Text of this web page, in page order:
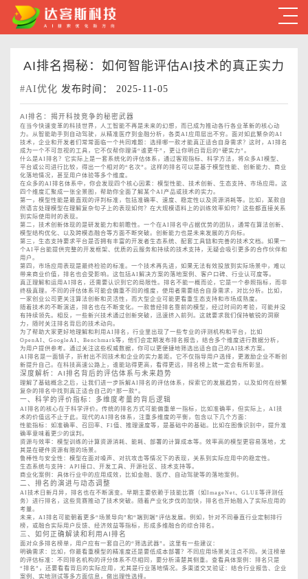
AI排名揭秘：如何智能评估AI技术的真正实力
#AI优化 发布时间： 2025-11-05
AI排名：揭开科技竞争的秘密武器
在当今快速变革的科技世界，人工智能不再是未来的幻想，而已成为推动各行各业革新的核心动
力。从智能助手到自动驾驶，从精准医疗到金融分析，各类AI应用层出不穷。面对如此繁杂的AI
技术，企业和开发者们常常面临一个共同难题：选择哪一款才能真正适合自身需求？这时，AI排名
成为一个不可忽视的工具，它不仅帮你理清“谁更牛”，更让你明白背后的“硬实力”。
什么是AI排名？它实际上是一套系统化的评估体系，通过客观指标、科学方法，将众多AI模型、
平台或公司进行比较，得出一个相对的“名次”。这样的排名可以是基于模型性能、创新能力、商业
化落地情况，甚至用户体验等多个维度。
在众多的AI排名体系中，你会发现四个核心因素：模型性能、技术创新、生态支持、市场应用。这
四个维度汇聚成一张全景图，帮助你全面了解某个AI产品或技术的实力。
第一，模型性能是最直观的评判标准，包括准确率、速度、稳定性以及资源消耗等。比如，某款自
然语言处理模型在理解复杂句子上的表现如何？在大规模语料上的训练效率如何？这些都直接关系
到实际使用时的表现。
第二，技术创新体现的是研发能力和前瞻性。一个在AI排名中占据优势的团队，通常在算法创新、
模型结构优化、以及跨模态融合等方面不断突破。创新能力也是未来发展的方向标。
第三，生态支持要求平台是否拥有丰富的开发者生态系统、配套工具链和完善的技术文档。如果一
个AI平台能提供完整的开发框架、优质的云服务和持续的技术支持，无疑会吸引更多的合作伙伴和
用户。
第四，市场应用表现是最终检验的标准。一个技术再先进，如果无法有效投放到实际场景中，难以
带来商业价值，排名也会受影响。这包括AI解决方案的落地案例、客户口碑、行业认可度等。
真正理解和运用AI排名，还需要认识到它的局限性。排名不能一概而论，它是一个参照指标，而非
终极真理。不同的评估体系可能会偏重不同的维度，使用者需要结合自身需求，对比分析。比如，
一家创业公司更关注算法创新和灵活性，而大型企业可能更看重生态支持和市场成熟度。
随着技术的不断演进，排名也在不断变化。一款曾经排名靠前的模型，经过时间的考验，可能并没
有持续领先。相反，一些新兴技术通过创新突破，迅速挤入前列。这就要求我们保持敏锐的洞察
力，随时关注排名背后的技术动向。
为了帮助大家更好地理解和利用AI排名，行业里出现了一些专业的评测机构和平台，比如
OpenAI、GoogleAI、Benchmark等，他们会定期发布排名报告，结合多个维度进行数据分析，
为用户提供参考。通过关注这些权威数据，你可以更便捷地筛选出适合自己的AI技术方案。
AI排名是一面镜子，折射出不同技术和企业的实力差距。它不仅指导用户选择，更激励企业不断创
新提升自己。在科技高速公路上，谁能站得更高，看得更远，排名榜上就一定会有所彰显。
深度解析：AI排名背后的评估体系与未来趋势
理解了基础概念之后，让我们进一步拆解AI排名的评估体系，探索它的发展趋势，以及如何在纷繁
复杂的排名中找到真正适合自己的“那一款”。
一、科学的评价指标：多维度考量的背后逻辑
AI排名的核心在于科学评价。传统的排名方式可能偏重单一指标，比如准确率，但实际上，AI技
术的价值远不止于此。现代的AI排名体系，注重多维度的平衡，包含以下几个方面：
性能指标：如准确率、召回率、F1值、推理速度等，是基础中的基础。比如在图像识别中，提升准
确率意味着更少的误判。
资源与效率：模型训练的计算资源消耗、能耗、部署的计算成本等。效率高的模型更容易落地，尤
其是在硬件资源有限的场景。
鲁棒性与安全性：模型在面对噪声、对抗攻击等情况下的表现，关系到实际应用中的稳定性。
生态系统与支持：API接口、开发工具、开源社区、技术支持等。
商业化案例：具体行业中的应用成效，比如金融、医疗、自动驾驶等的落地案例。
二、排名的演进与动态调整
AI技术日新月异，排名也在不断演变。早期主要依赖于技能比赛（如ImageNet、GLUE等评测任
务）进行排名，这些竞赛推动了技术突破。随着产业化步伐的加快，排名也开始融入了实际应用的
考量。
未来，AI排名可能朝着更多“场景导向”和“端到端”评估发展。例如，针对不同垂直行业定制排行
榜，或融合实际用户反馈、经济效益等指标，形成多维融合的综合排名。
三、如何正确解读和利用AI排名
面对众多排名榜单，用户应有一套自己的“筛选武器”。这里有一些建议：
明确需求：比如，你最看重模型的精准度还是要低成本部署？不同应用场景关注点不同。关注榜单
的评估标准：不同排名机构的评分体系不尽相同，要分析清楚其侧重。查看具体案例：排名只是
“排名”，还要看看背后的实际应用，尤其是行业落地情况。多渠道交叉验证：结合行业报告、企业
案例、实地测试等多方面信息，做出理性选择。